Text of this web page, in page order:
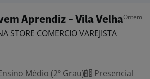
Aprendiz - Vila VelhaOntem
STORE COMERCIO VAREJISTA
Médio (2º Grau) Presencial